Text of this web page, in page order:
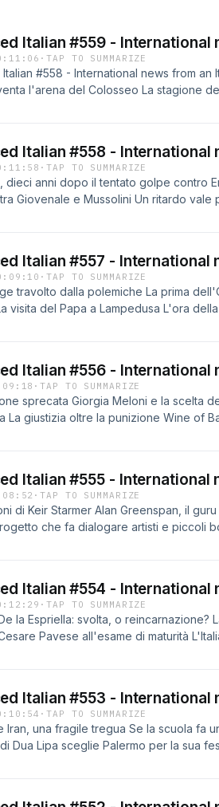
Italian #559 -
·TAP TO SUMMARIZE
#558 - International news from an
l'arena del Colosseo La stagione
Italian #558 -
·TAP TO SUMMARIZE
dieci anni dopo il tentato golpe contro
Giovenale e Mussolini Un ritardo vale
Italian #557 -
·TAP TO SUMMARIZE
travolto dalla polemiche La prima
visita del Papa a Lampedusa L'ora
Italian #556 -
·TAP TO SUMMARIZE
sprecata Giorgia Meloni e la scelta
La giustizia oltre la punizione Wine of
Italian #555 -
·TAP TO SUMMARIZE
di Keir Starmer Alan Greenspan, il
che fa dialogare artisti e piccoli
Italian #554 -
·TAP TO SUMMARIZE
la Espriella: svolta, o reincarnazione?
Pavese all'esame di maturità
Italian #553 -
·TAP TO SUMMARIZE
Iran, una fragile tregua Se la scuola fa
Dua Lipa sceglie Palermo per la sua